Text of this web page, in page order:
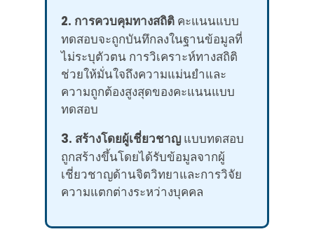
2. การควบคุมทางสถิติ คะแนนแบบ
ทดสอบจะถูกบันทึกลงในฐานข้อมูลที่
ไม่ระบุตัวตน การวิเคราะห์ทางสถิติ
ช่วยให้มั่นใจถึงความแม่นยำและ
ความถูกต้องสูงสุดของคะแนนแบบ
ทดสอบ
3. สร้างโดยผู้เชี่ยวชาญแบบทดสอบ
ถูกสร้างขึ้นโดยได้รับข้อมูลจากผู้
เชี่ยวชาญด้านจิตวิทยาและการวิจัย
ความแตกต่างระหว่างบุคคล